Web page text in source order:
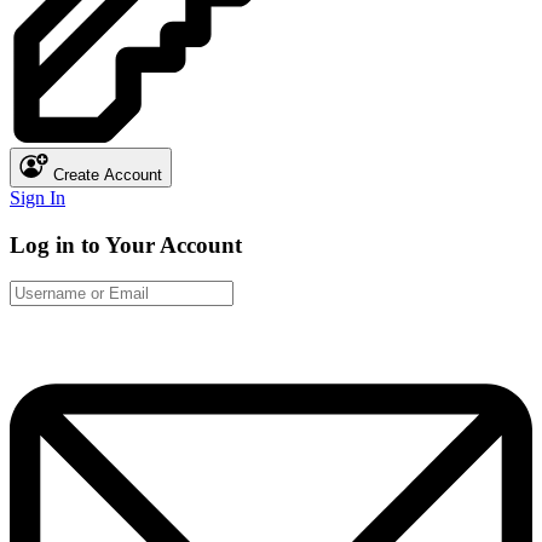
Create Account
Sign In
Log in to Your Account